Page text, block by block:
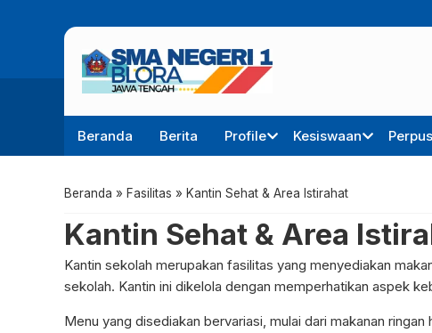
Beranda Berita Profile Kesiswaan
Beranda » Fasilitas » Kantin Sehat & Area Istirahat
Kantin Sehat & Area
Kantin sekolah merupakan fasilitas yang menyediakan
sekolah. Kantin ini dikelola dengan memperhatikan aspek
Menu yang disediakan bervariasi, mulai dari makanan